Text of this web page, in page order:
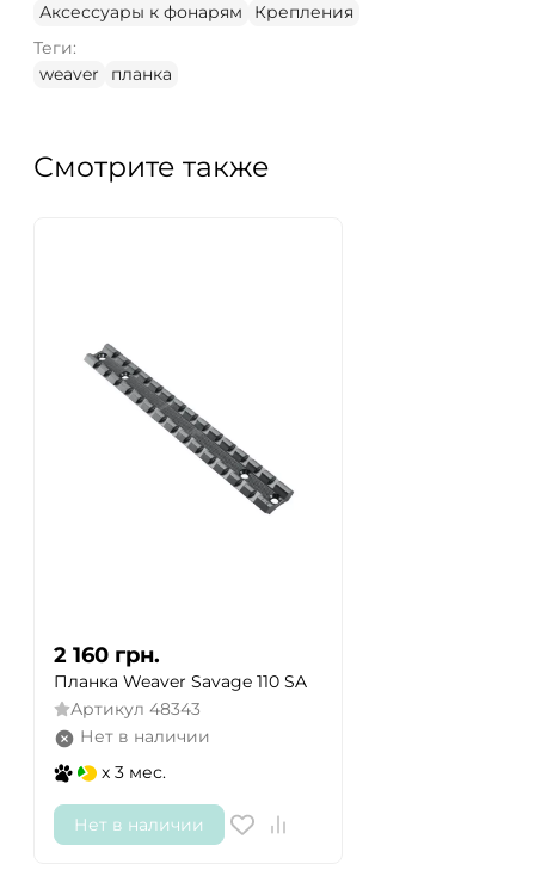
Аксессуары к фонарям
Крепления
Теги:
weaver
планка
Смотрите также
2 160 грн.
Планка Weaver Savage 110 SA
Артикул 48343
Нет в наличии
x 3 мес.
Нет в наличии